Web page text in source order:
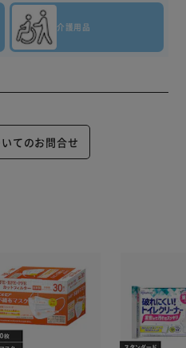
介護用品
てのお問合せ